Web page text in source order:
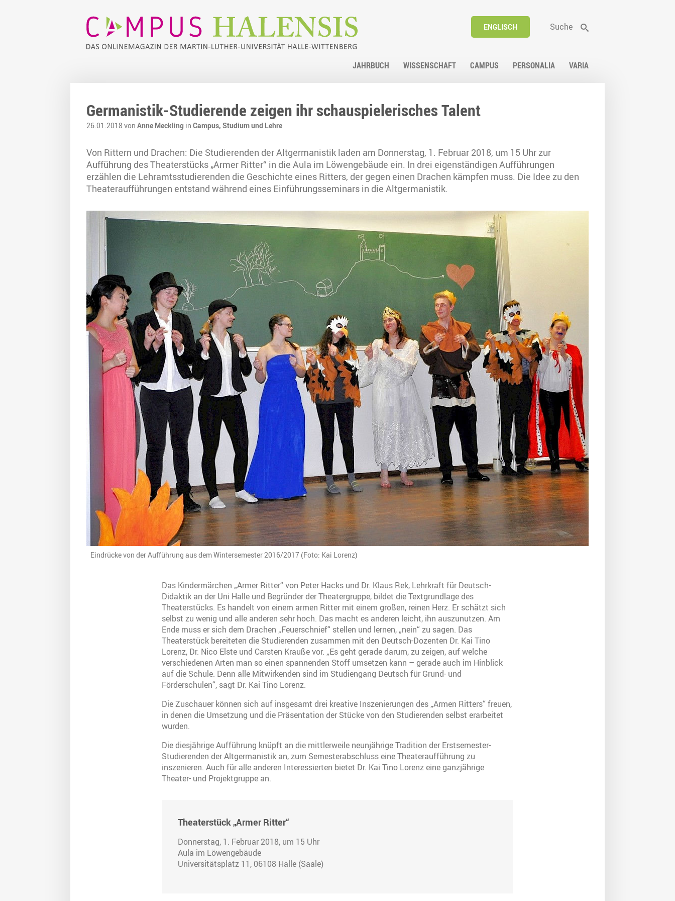
ENGLISCH Suche
JAHRBUCH WISSENSCHAFT CAMPUS PERSONALIA VARIA
Germanistik-Studierende zeigen ihr schauspielerisches Talent
26.01.2018 von Anne Meckling in Campus, Studium und Lehre
Von Rittern und Drachen: Die Studierenden der Altgermanistik laden am Donnerstag, 1. Februar 2018, um 15 Uhr zur
Aufführung des Theaterstücks „Armer Ritter“ in die Aula im Löwengebäude ein. In drei eigenständigen Aufführungen
erzählen die Lehramtsstudierenden die Geschichte eines Ritters, der gegen einen Drachen kämpfen muss. Die Idee zu den
Theateraufführungen entstand während eines Einführungsseminars in die Altgermanistik.
Eindrücke von der Aufführung aus dem Wintersemester 2016/2017 (Foto: Kai Lorenz)
Das Kindermärchen „Armer Ritter“ von Peter Hacks und Dr. Klaus Rek, Lehrkraft für Deutsch-
Didaktik an der Uni Halle und Begründer der Theatergruppe, bildet die Textgrundlage des
Theaterstücks. Es handelt von einem armen Ritter mit einem großen, reinen Herz. Er schätzt sich
selbst zu wenig und alle anderen sehr hoch. Das macht es anderen leicht, ihn auszunutzen. Am
Ende muss er sich dem Drachen „Feuerschnief“ stellen und lernen, „nein“ zu sagen. Das
Theaterstück bereiteten die Studierenden zusammen mit den Deutsch-Dozenten Dr. Kai Tino
Lorenz, Dr. Nico Elste und Carsten Krauße vor. „Es geht gerade darum, zu zeigen, auf welche
verschiedenen Arten man so einen spannenden Stoff umsetzen kann – gerade auch im Hinblick
auf die Schule. Denn alle Mitwirkenden sind im Studiengang Deutsch für Grund- und
Förderschulen“, sagt Dr. Kai Tino Lorenz.
Die Zuschauer können sich auf insgesamt drei kreative Inszenierungen des „Armen Ritters“ freuen,
in denen die Umsetzung und die Präsentation der Stücke von den Studierenden selbst erarbeitet
wurden.
Die diesjährige Aufführung knüpft an die mittlerweile neunjährige Tradition der Erstsemester-
Studierenden der Altgermanistik an, zum Semesterabschluss eine Theateraufführung zu
inszenieren. Auch für alle anderen Interessierten bietet Dr. Kai Tino Lorenz eine ganzjährige
Theater- und Projektgruppe an.
Theaterstück „Armer Ritter“
Donnerstag, 1. Februar 2018, um 15 Uhr
Aula im Löwengebäude
Universitätsplatz 11, 06108 Halle (Saale)